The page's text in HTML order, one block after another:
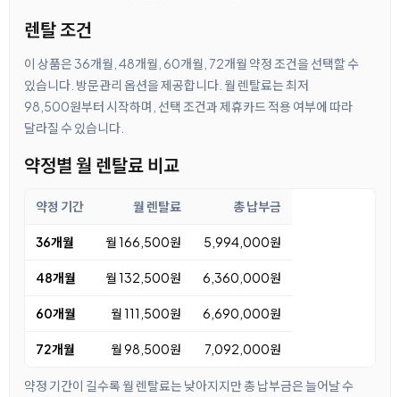
렌탈 조건
이 상품은 36개월, 48개월, 60개월, 72개월 약정 조건을 선택할 수
있습니다. 방문관리 옵션을 제공합니다. 월 렌탈료는 최저
98,500원부터 시작하며, 선택 조건과 제휴카드 적용 여부에 따라
달라질 수 있습니다.
약정별 월 렌탈료 비교
약정 기간 월 렌탈료 총 납부금
36개월 월 166,500원 5,994,000원
48개월 월 132,500원 6,360,000원
60개월 월 111,500원 6,690,000원
72개월 월 98,500원 7,092,000원
약정 기간이 길수록 월 렌탈료는 낮아지지만 총 납부금은 늘어날 수